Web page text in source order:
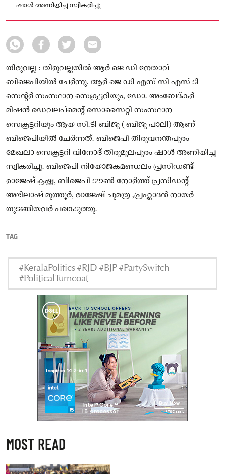
ഷാൾ അണിയിച്ച സ്വീകരിച്ചു
തിരുവല്ല : തിരുവല്ലയിൽ ആർ ജെ ഡി നേതാവ്
ബിജെപിയിൽ ചേർന്നു. ആർ ജെ ഡി എസ് സി എസ് ടി
സെന്റർ സംസ്ഥാന സെക്രട്ടറിയും, ഡോ. അംബേദ്കർ
മിഷൻ ഡെവലപ്മെന്റ് സൊസൈറ്റി സംസ്ഥാന
സെക്രട്ടറിയും ആയ സി.ടി ബിജു ( ബിജു പാലി) ആണ്
ബിജെപിയിൽ ചേർന്നത്. ബിജെപി തിരുവനന്തപുരം
മേഖലാ സെക്രട്ടറി വിനോദ് തിരുമൂലപുരം ഷാൾ അണിയിച്ച
സ്വീകരിച്ചു. ബിജെപി നിയോജകമണ്ഡലം പ്രസിഡണ്ട്
രാജേഷ് കൃഷ്ണ, ബിജെപി ടൗൺ നോർത്ത് പ്രസിഡന്റ്
അഭിലാഷ് മുത്തൂർ, രാജേഷ് ചുമത്ര ,പ്രഹ്ലാദൻ നായർ
തുടങ്ങിയവർ പങ്കെടുത്തു.
TAG
#KeralaPolitics #RJD #BJP #PartySwitch
#PoliticalTurncoat
MOST READ